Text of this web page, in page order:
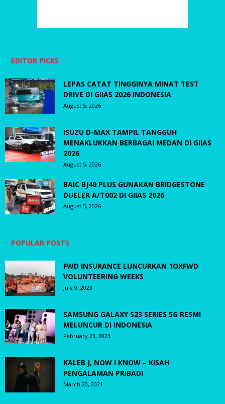
EDITOR PICKS
LEPAS CATAT TINGGINYA MINAT TEST
DRIVE DI GIIAS 2026 INDONESIA
August 5, 2026
ISUZU D-MAX TAMPIL TANGGUH
MENAKLUKKAN BERBAGAI MEDAN DI GIIAS
2026
August 5, 2026
BAIC BJ40 PLUS GUNAKAN BRIDGESTONE
DUELER A/T002 DI GIIAS 2026
August 5, 2026
POPULAR POSTS
FWD INSURANCE LUNCURKAN 1OXFWD
VOLUNTEERING WEEKS
July 9, 2023
SAMSUNG GALAXY S23 SERIES 5G RESMI
MELUNCUR DI INDONESIA
February 23, 2023
KALEB J, NOW I KNOW – KISAH
PENGALAMAN PRIBADI
March 20, 2021